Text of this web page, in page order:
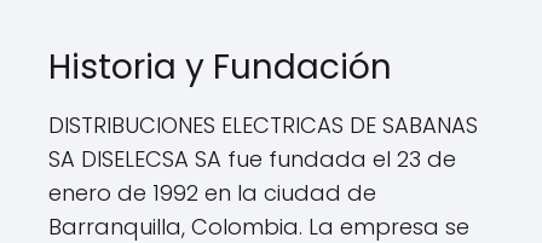
Historia y Fundación
DISTRIBUCIONES ELECTRICAS DE SABANAS
SA DISELECSA SA fue fundada el 23 de
enero de 1992 en la ciudad de
Barranquilla, Colombia. La empresa se